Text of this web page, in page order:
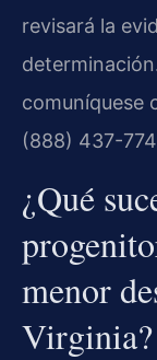
revisará la
comuníquese
(888) 437-
¿Qué
menor
Virginia?